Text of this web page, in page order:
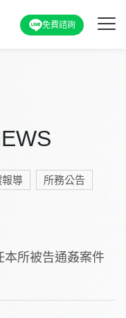
免費諮詢
導 所務公告
本所被告通姦案件